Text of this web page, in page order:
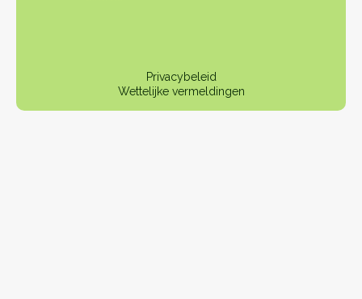
Privacybeleid
Wettelijke vermeldingen